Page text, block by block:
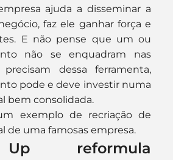
ajuda a disseminar a
faz ele ganhar força e
E não pense que um ou
não se enquadram nas
dessa ferramenta,
pode e deve investir numa
bem consolidada.
exemplo de recriação de
de uma famosas empresa.
reformula